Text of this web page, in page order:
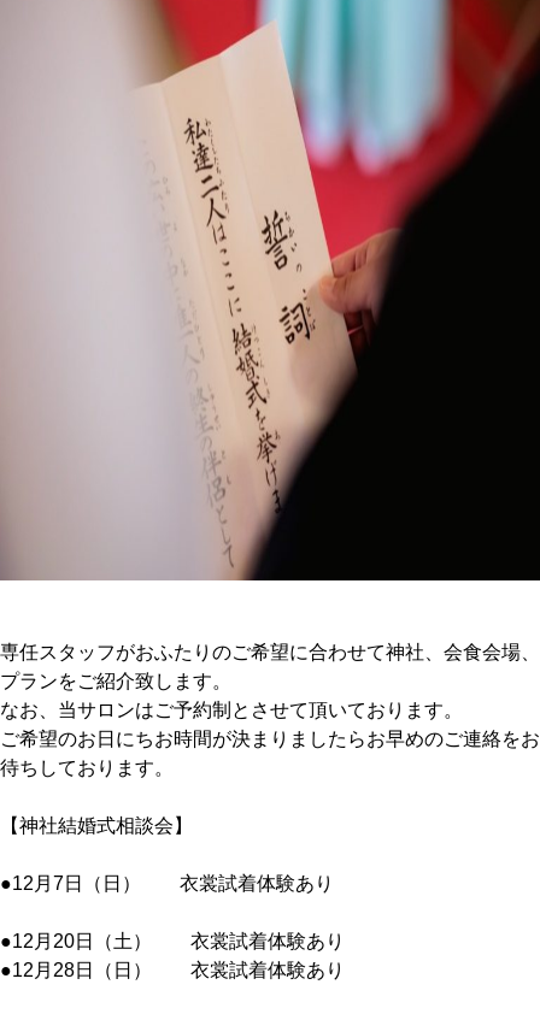
専任スタッフがおふたりのご希望に合わせて神社、会食会場、
プランをご紹介致します。
なお、当サロンはご予約制とさせて頂いております。
ご希望のお日にちお時間が決まりましたらお早めのご連絡をお
待ちしております。
【神社結婚式相談会】
●12月7日（日） 衣裳試着体験あり
●12月20日（土） 衣裳試着体験あり
●12月28日（日） 衣裳試着体験あり